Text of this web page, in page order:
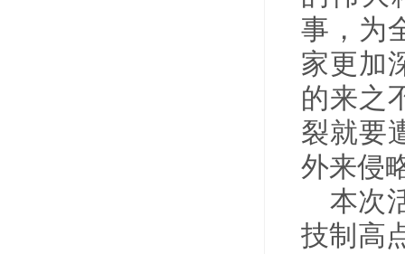
事，为
家更加
的来之
裂就要
外来侵
本次
技制高